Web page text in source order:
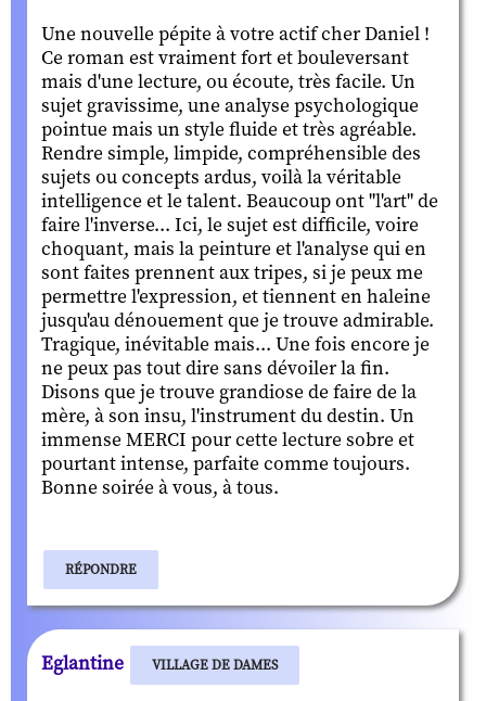
Une nouvelle pépite à votre actif cher Daniel !
Ce roman est vraiment fort et bouleversant
mais d'une lecture, ou écoute, très facile. Un
sujet gravissime, une analyse psychologique
pointue mais un style fluide et très agréable.
Rendre simple, limpide, compréhensible des
sujets ou concepts ardus, voilà la véritable
intelligence et le talent. Beaucoup ont "l'art" de
faire l'inverse... Ici, le sujet est difficile, voire
choquant, mais la peinture et l'analyse qui en
sont faites prennent aux tripes, si je peux me
permettre l'expression, et tiennent en haleine
jusqu'au dénouement que je trouve admirable.
Tragique, inévitable mais... Une fois encore je
ne peux pas tout dire sans dévoiler la fin.
Disons que je trouve grandiose de faire de la
mère, à son insu, l'instrument du destin. Un
immense MERCI pour cette lecture sobre et
pourtant intense, parfaite comme toujours.
Bonne soirée à vous, à tous.
RÉPONDRE
Eglantine VILLAGE DE DAMES